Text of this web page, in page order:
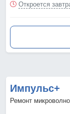
Откроется
Импульс+
Ремонт